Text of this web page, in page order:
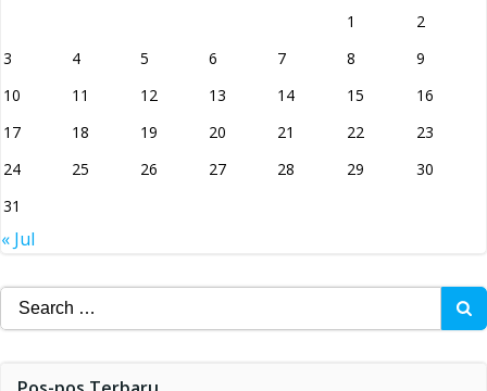
1
2
3
4 5 6 7 8
9
10
11 12 13 14 15
16
17
18 19 20 21 22
23
24
25 26 27 28 29
30
31
« Jul
Search
for: